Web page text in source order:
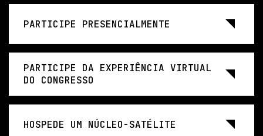
PARTICIPE PRESENCIALMENTE
PARTICIPE DA EXPERIÊNCIA VIRTUAL
DO CONGRESSO
HOSPEDE UM NÚCLEO-SATÉLITE